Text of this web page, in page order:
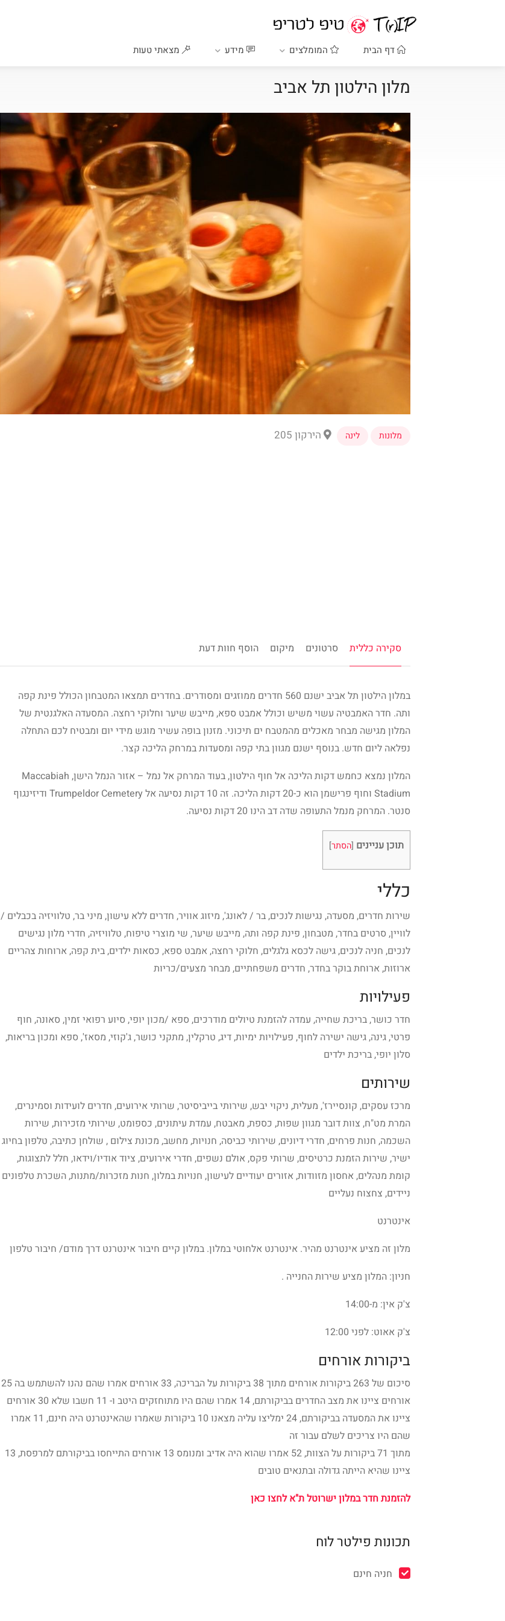
דף הבית המומלצים מידע מצאתי טעות
מלון הילטון תל אביב
מלונות לינה הירקון 205
סקירה כללית סרטונים מיקום הוסף חוות דעת
במלון הילטון תל אביב ישנם 560 חדרים ממוזגים ומסודרים. בחדרים תמצאו המטבחון הכולל פינת קפה
ותה. חדר האמבטיה עשוי משיש וכולל אמבט ספא, מייבש שיער וחלוקי רחצה. המסעדה האלגנטית של
המלון מגישה מבחר מאכלים מהמטבח ים תיכוני. מזנון בופה עשיר מוגש מידי יום ומבטיח לכם התחלה
נפלאה ליום חדש. בנוסף ישנם מגוון בתי קפה ומסעדות במרחק הליכה קצר.
המלון נמצא כחמש דקות הליכה אל חוף הילטון, בעוד המרחק אל נמל – אזור הנמל הישן, Maccabiah
Stadium וחוף פרישמן הוא כ-20 דקות הליכה. זה 10 דקות נסיעה אל Trumpeldor Cemetery ודיזינגוף
סנטר. המרחק מנמל התעופה שדה דב הינו 20 דקות נסיעה.
תוכן עניינים [הסתר]
כללי
שירות חדרים, מסעדה, נגישות לנכים, בר / לאונג', מיזוג אוויר, חדרים ללא עישון, מיני בר, טלוויזיה בכבלים /
לוויין, סרטים בחדר, מטבחון, פינת קפה ותה, מייבש שיער, שי מוצרי טיפוח, טלוויזיה, חדרי מלון נגישים
לנכים, חניה לנכים, גישה לכסא גלגלים, חלוקי רחצה, אמבט ספא, כסאות ילדים, בית קפה, ארוחות צהריים
ארוזות, ארוחת בוקר בחדר, חדרים משפחתיים, מבחר מצעים/כריות
פעילויות
חדר כושר, בריכת שחייה, עמדה להזמנת טיולים מודרכים, ספא /מכון יופי, סיוע רפואי זמין, סאונה, חוף
פרטי, גינה, גישה ישירה לחוף, פעילויות ימיות, דיג, טרקלין, מתקני כושר, ג'קוזי, מסאז', ספא ומכון בריאות,
סלון יופי, בריכת ילדים
שירותים
מרכז עסקים, קונסיירז', מעלית, ניקוי יבש, שירותי בייביסיטר, שרותי אירועים, חדרים לועידות וסמינרים,
המרת מט"ח, צוות דובר מגוון שפות, כספת, מאבטח, עמדת עיתונים, כספומט, שירותי מזכירות, שירות
השכמה, חנות פרחים, חדרי דיונים, שירותי כביסה, חנויות, מחשב, מכונת צילום , שולחן כתיבה, טלפון בחיוג
ישיר, שירות הזמנת כרטיסים, שרותי פקס, אולם נשפים, חדרי אירועים, ציוד אודיו/וידאו, חלל לתצוגות,
קומת מנהלים, אחסון מזוודות, אזורים יעודיים לעישון, חנויות במלון, חנות מזכרות/מתנות, השכרת טלפונים
ניידים, צחצוח נעליים
אינטרנט
מלון זה מציע אינטרנט מהיר. אינטרנט אלחוטי במלון. במלון קיים חיבור אינטרנט דרך מודם/ חיבור טלפון
חניון: המלון מציע שירות החנייה .
צ'ק אין: מ-14:00
צ'ק אאוט: לפני 12:00
ביקורות אורחים
סיכום של 263 ביקורות אורחים מתוך 38 ביקורות על הבריכה, 33 אורחים אמרו שהם נהנו להשתמש בה 25
אורחים ציינו את מצב החדרים בביקורתם, 14 אמרו שהם היו מתוחזקים היטב ו- 11 חשבו שלא 30 אורחים
ציינו את המסעדה בביקורתם, 24 ימליצו עליה מצאנו 10 ביקורות שאמרו שהאינטרנט היה חינם, 11 אמרו
שהם היו צריכים לשלם עבור זה
מתוך 71 ביקורות על הצוות, 52 אמרו שהוא היה אדיב ומנומס 13 אורחים התייחסו בביקורתם למרפסת, 13
ציינו שהיא הייתה גדולה ובתנאים טובים
להזמנת חדר במלון ישרוטל ת"א לחצו כאן
תכונות פילטר לוח
חניה חינם